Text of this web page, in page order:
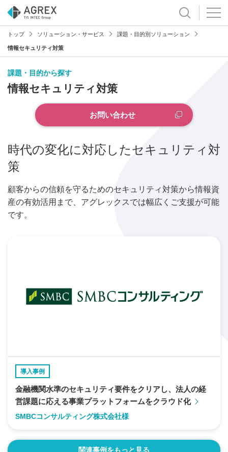
トップ ソリューション・サービス 課題・目的別ソリューション
情報セキュリティ対策
課題・目的から探す
情報セキュリティ対策
お問い合わせ
導入事例
金融機関水準のセキュリティ要件をクリアし、法人の経
営課題に応える事業プラットフォームをクラウド化
SMBCコンサルティング株式会社様
関連事例をもっと見る
時代の変化に対応したセキュリティ対
策
顧客からの信頼を守るためのセキュリティ対策から情報資
産の有効活用まで、アグレックスでは幅広くご支援が可能
です。